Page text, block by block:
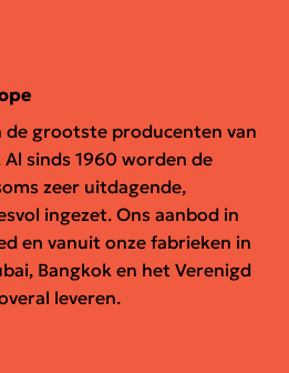
de grootste producenten van
sinds 1960 worden de
zeer uitdagende,
ingezet. Ons aanbod in
en vanuit onze fabrieken in
Bangkok en het Verenigd
leveren.